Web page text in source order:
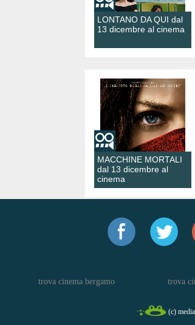
LONTANO DA QUI dal
13 dicembre al cinema
MACCHINE MORTALI
dal 13 dicembre al
cinema
trova cinema bergamo trova
(c)